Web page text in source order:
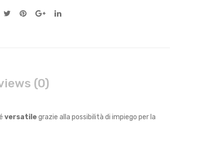
(0)
versatilegrazie alla possibilità di impiego per la